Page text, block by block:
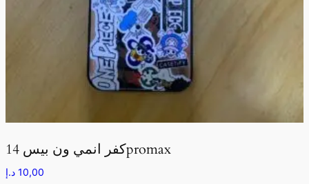
كفر انمي ون بيس 14promax
10,00 د.إ